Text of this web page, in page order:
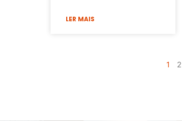
LER MAIS
1 2